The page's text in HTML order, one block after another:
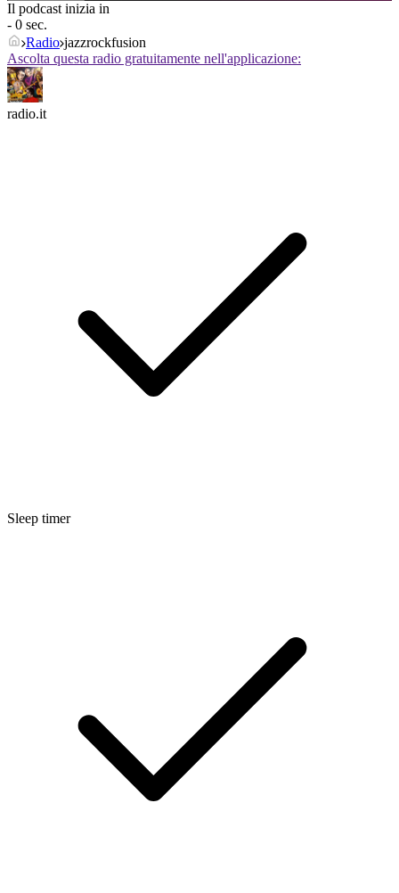
Il podcast inizia in
- 0 sec.
Radio jazzrockfusion
Ascolta questa radio gratuitamente nell'applicazione:
radio.it
Sleep timer